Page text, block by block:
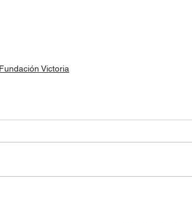
Fundación Victoria